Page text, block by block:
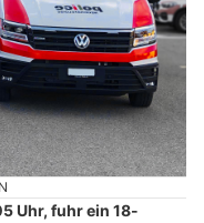
Uhr, fuhr ein 18-